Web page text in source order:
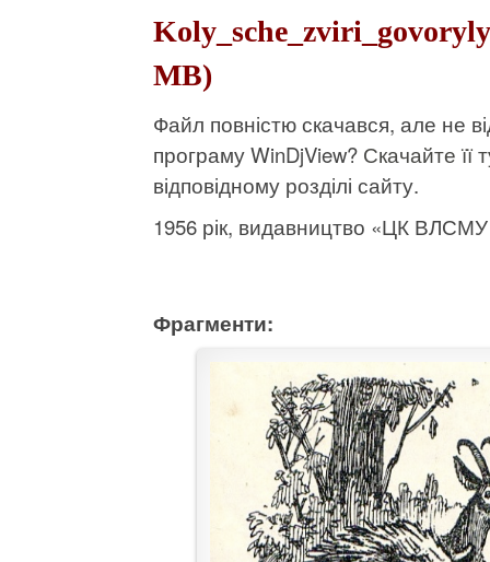
MB)
Файл повністю скачався, але не
програму WinDjView? Скачайте її
відповідному розділі сайту.
1956 рік, видавництво «ЦК ВЛСМУ
Фрагменти: